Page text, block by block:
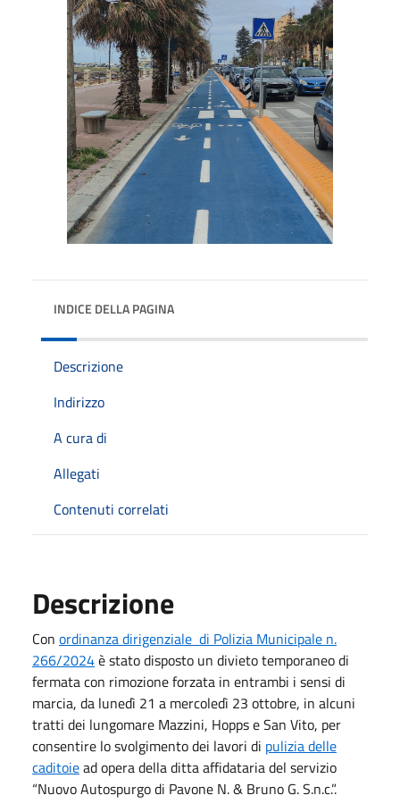
INDICE DELLA PAGINA
Descrizione
Indirizzo
A cura di
Allegati
Contenuti correlati
Descrizione
Con ordinanza dirigenziale di Polizia Municipale n.
266/2024è stato disposto un divieto temporaneo di
fermata con rimozione forzata in entrambi i sensi di
marcia, da lunedì 21 a mercoledì 23 ottobre, in alcuni
tratti dei lungomare Mazzini, Hopps e San Vito, per
consentire lo svolgimento dei lavori di pulizia delle
caditoiead opera della ditta affidataria del servizio
“Nuovo Autospurgo di Pavone N. & Bruno G. S.n.c.”.